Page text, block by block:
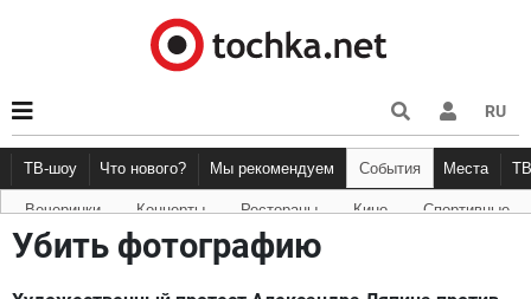
RU
ТВ-шоу Что нового?
Новости афиши Рецензии Куда пойти Точка
Мы рекомендуем События Места
Вечеринки Концерты Рестораны Кино Спортивные
Убить фотографию